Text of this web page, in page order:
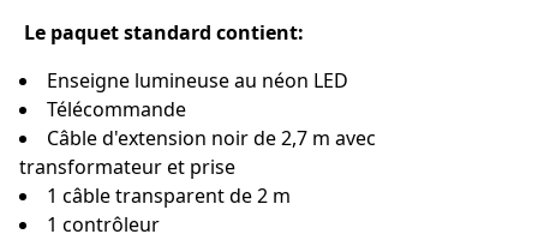
Le paquet standard contient:
Enseigne lumineuse au néon LED
Télécommande
Câble d'extension noir de 2,7 m avec
transformateur et prise
1 câble transparent de 2 m
1 contrôleur